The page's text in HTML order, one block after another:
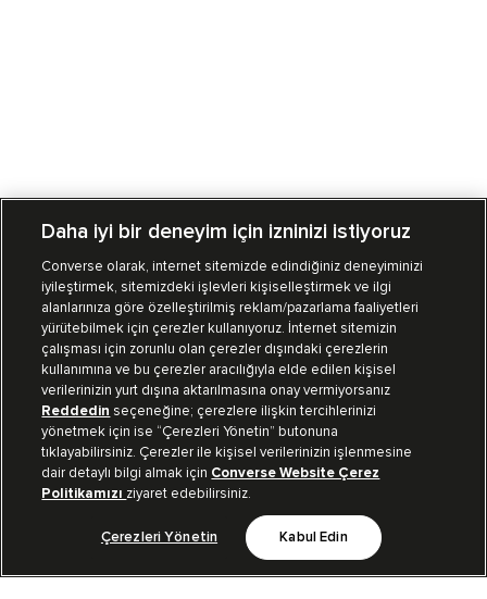
Mağazalarımız Sipariş Takibi
Müşteri İlişkileri
Koleksiyon
Kurumsal
Bizi Takip Et
Daha iyi bir deneyim için izninizi istiyoruz
Converse olarak, internet sitemizde edindiğiniz deneyiminizi
iyileştirmek, sitemizdeki işlevleri kişiselleştirmek ve ilgi
alanlarınıza göre özelleştirilmiş reklam/pazarlama faaliyetleri
yürütebilmek için çerezler kullanıyoruz. İnternet sitemizin
çalışması için zorunlu olan çerezler dışındaki çerezlerin
kullanımına ve bu çerezler aracılığıyla elde edilen kişisel
verilerinizin yurt dışına aktarılmasına onay vermiyorsanız
Reddedin seçeneğine; çerezlere ilişkin tercihlerinizi
yönetmek için ise “Çerezleri Yönetin” butonuna
tıklayabilirsiniz. Çerezler ile kişisel verilerinizin işlenmesine
dair detaylı bilgi almak için Converse Website Çerez
Politikamızı ziyaret edebilirsiniz.
Çerezleri Yönetin Kabul Edin